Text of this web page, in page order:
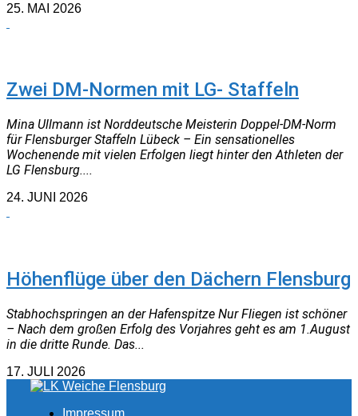
25. MAI 2026
Zwei DM-Normen mit LG- Staffeln
Mina Ullmann ist Norddeutsche Meisterin Doppel-DM-Norm
für Flensburger Staffeln Lübeck – Ein sensationelles
Wochenende mit vielen Erfolgen liegt hinter den Athleten der
LG Flensburg....
24. JUNI 2026
Höhenflüge über den Dächern Flensburg
Stabhochspringen an der Hafenspitze Nur Fliegen ist schöner
– Nach dem großen Erfolg des Vorjahres geht es am 1.August
in die dritte Runde. Das...
17. JULI 2026
Impressum